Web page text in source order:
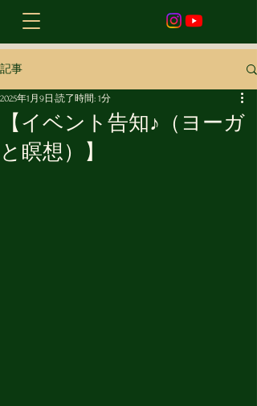
記事
【イベント告知♪（ヨーガ
と瞑想）】
2025年1月9日 読了時間: 1分